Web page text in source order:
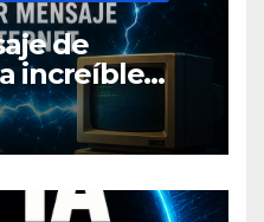
de
increíble
que